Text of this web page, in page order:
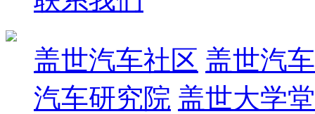
盖世汽车社区 盖世汽
汽车研究院 盖世大学堂